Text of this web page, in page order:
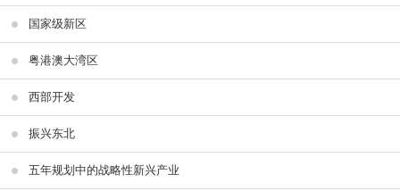
国家级新区
粤港澳大湾区
西部开发
振兴东北
五年规划中的战略性新兴产业